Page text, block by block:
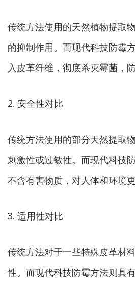
传统方法使用的天然植物提取
的抑制作用。而现代科技防霉
入皮革纤维，彻底杀灭霉菌，
2. 安全性对比
传统方法使用的部分天然提取
刺激性或过敏性。而现代科技
不含有害物质，对人体和环境更
3. 适用性对比
传统方法对于一些特殊皮革材
性。而现代科技防霉方法则具